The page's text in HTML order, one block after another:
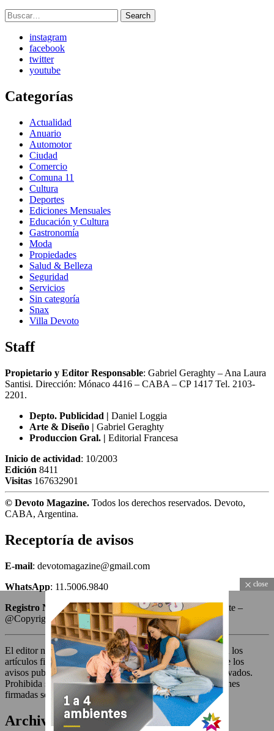
Search
for:
Search
instagram
facebook
twitter
youtube
Categorías
Actualidad
Anuario
Automotor
Ciudad
Comercio
Comuna 11
Cultura
Deportes
Ediciones Mensuales
Educación y Cultura
Gastronomía
Moda
Propiedades
Salud & Belleza
Seguridad
Servicios
Sin categoría
Snax
Villa Devoto
Staff
Propietario y Editor Responsable: Gabriel Geraghty – Ana Laura
Santisi. Dirección: Mónaco 4416 – CABA – CP 1417 Tel. 2103-
2201.
Depto. Publicidad | Daniel Loggia
Arte & Diseño | Gabriel Geraghty
Produccion Gral. | Editorial Francesa
Inicio de actividad: 10/2003
Edición 8411
Visitas 167632901
© Devoto Magazine. Todos los derechos reservados. Devoto,
CABA, Argentina.
Receptoría de avisos
E-mail: devotomagazine@gmail.com
WhatsApp: 11.5006.9840
Registro Nacional de la Propiedad Intelectual: en trámite –
@Copyright 2003 – BAMedia Argentina
El editor no se responsabiliza por las opiniones vertidas en los
artículos firmados o con seudónimo, ni por el contenido de los
avisos publicitarios o solicitadas. Todos los derechos reservados.
Prohibida su reproducción total o parcial. Las colaboraciones
firmadas son ad honorem.
Archivos
close